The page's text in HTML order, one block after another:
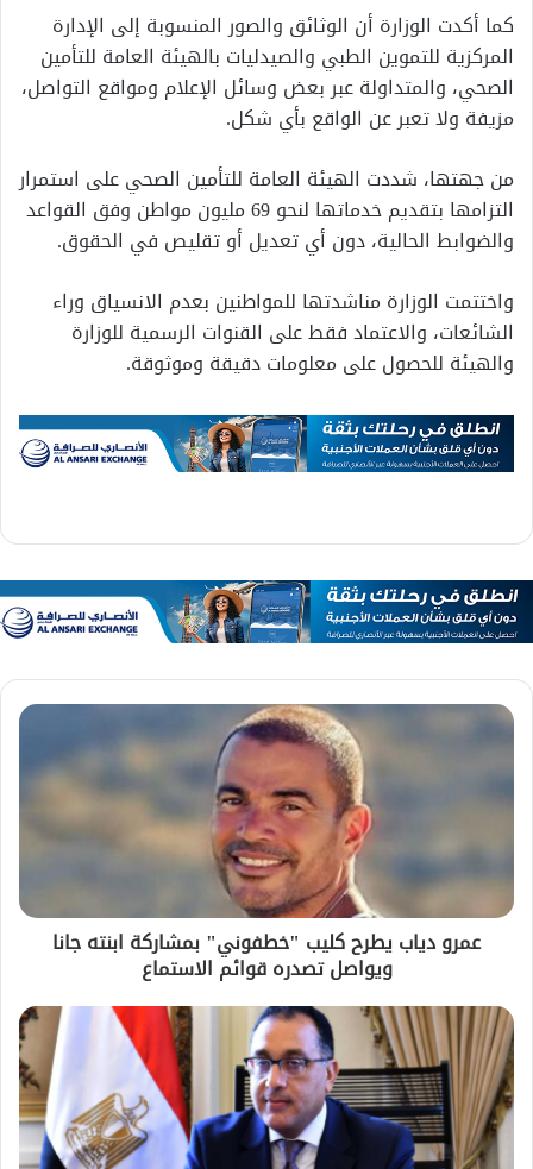
كما أكدت الوزارة أن الوثائق والصور المنسوبة إلى الإدارة
المركزية للتموين الطبي والصيدليات بالهيئة العامة للتأمين
الصحي، والمتداولة عبر بعض وسائل الإعلام ومواقع التواصل،
مزيفة ولا تعبر عن الواقع بأي شكل.
من جهتها، شددت الهيئة العامة للتأمين الصحي على استمرار
التزامها بتقديم خدماتها لنحو 69 مليون مواطن وفق القواعد
والضوابط الحالية، دون أي تعديل أو تقليص في الحقوق.
واختتمت الوزارة مناشدتها للمواطنين بعدم الانسياق وراء
الشائعات، والاعتماد فقط على القنوات الرسمية للوزارة
والهيئة للحصول على معلومات دقيقة وموثوقة.
عمرو دياب يطرح كليب "خطفوني" بمشاركة ابنته جانا
ويواصل تصدره قوائم الاستماع